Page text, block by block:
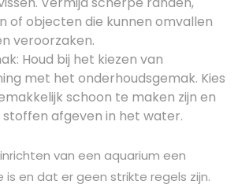
of objecten die kunnen omvallen
veroorzaken.
Houd bij het kiezen van
met het onderhoudsgemak. Kies
schoon te maken zijn en
afgeven in het water.
van een aquarium een
is en dat er geen strikte regels zijn.